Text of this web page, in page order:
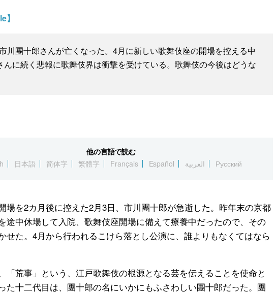
】
川團十郎さんが亡くなった。4月に新しい歌舞伎座の開場を控える中
んに続く悲報に歌舞伎界は衝撃を受けている。歌舞伎の今後はどうな
他の言語で読む
日本語 简体字 繁體字 Français Español العربية Русский
場を2カ月後に控えた2月3日、市川團十郎が急逝した。昨年末の京都
途中休場して入院、歌舞伎座開場に備えて療養中だったので、その
せた。4月から行われるこけら落とし公演に、誰よりもなくてはなら
「荒事」という、江戸歌舞伎の根源となる芸を伝えることを使命と
た十二代目は、團十郎の名にいかにもふさわしい團十郎だった。團